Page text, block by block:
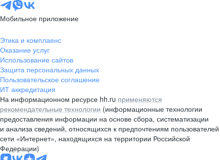
Мобильное приложение
Этика и комплаенс
Оказание услуг
Использование сайтов
Защита персональных данных
Пользовательское соглашение
ИТ аккредитация
На информационном ресурсе hh.ru применяются
рекомендательные технологии (информационные технологии
предоставления информации на основе сбора, систематизации
и анализа сведений, относящихся к предпочтениям пользователей
сети «Интернет», находящихся на территории Российской
Федерации)